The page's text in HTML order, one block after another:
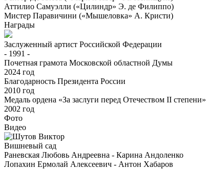
Аттилио Самуэлли («Цилиндр» Э. де Филиппо)
Мистер Паравичини («Мышеловка» А. Кристи)
Награды
Заслуженный артист Российской Федерации
- 1991 -
Почетная грамота Московской областной Думы
2024 год
Благодарность Президента России
2010 год
Медаль ордена «За заслуги перед Отечеством II степени»
2002 год
Фото
Видео
Вишневый сад
Раневская Любовь Андреевна - Карина Андоленко
Лопахин Ермолай Алексеевич - Антон Хабаров